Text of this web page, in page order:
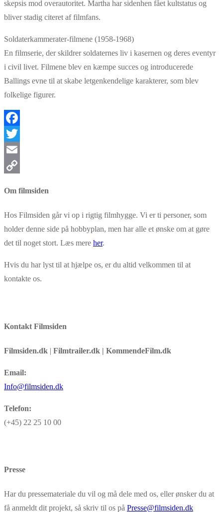
skepsis mod overautoritet. Martha har sidenhen fået kultstatus og
bliver stadig citeret af filmfans.
Soldaterkammerater-filmene (1958-1968)
En filmserie, der skildrer soldaternes liv i kasernen og deres eventyr
i civil livet. Filmene blev en kæmpe succes og introducerede
Ballings evne til at skabe letgenkendelige karakterer, som blev
folkelige figurer.
Facebook
Twitter
Email
Om filmsiden
Hos Filmsiden går vi op i rigtig filmhygge. Vi er ti personer, som
holder denne side på hobbyplan, men har alle et ønske om at gøre
det til noget stort. Læs mere her.
Hvis du har lyst til at hjælpe os, er du altid velkommen til at
kontakte os.
Kontakt Filmsiden
Filmsiden.dk | Filmtrailer.dk | KommendeFilm.dk
Email:
Info@filmsiden.dk
Telefon:
(+45) 22 25 10 00
Presse
Har du pressemateriale du vil og må dele med os, eller ønsker du at
få anmeldt dit projekt, så skriv til os på Presse@filmsiden.dk